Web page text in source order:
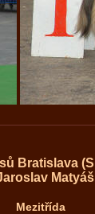
Bratislava
Mezitřída